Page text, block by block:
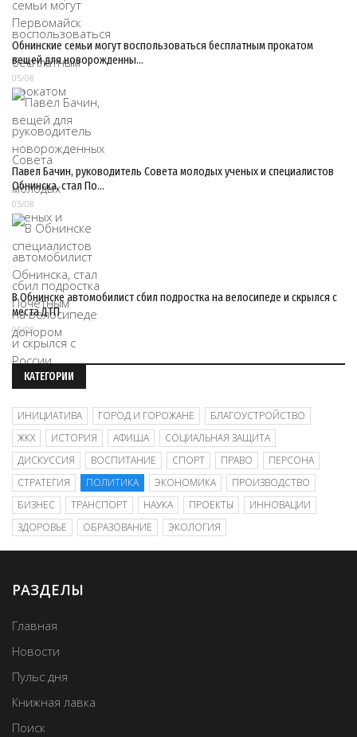
Обнинские семьи могут воспользоваться бесплатным прокатом
вещей для новорожденны…
05/08
Павел Бачин, руководитель Совета молодых ученых и специалистов
Обнинска, стал По…
05/08
В Обнинске автомобилист сбил подростка на велосипеде и скрылся с
места ДТП
05/08
КАТЕГОРИИ
ИНИЦИАТИВА ГОРОД И ГОРОЖАНЕ
БЛАГОУСТРОЙСТВО
ЖКХ
ИСТОРИЯ АФИША
СОЦИАЛЬНАЯ ЗАЩИТА
ДИСКУССИЯ
ВОСПИТАНИЕ СПОРТ ПРАВО
ПЕРСОНА
СТРАТЕГИЯ
ПОЛИТИКА ЭКОНОМИКА
ПРОИЗВОДСТВО
БИЗНЕС
ТРАНСПОРТ НАУКА ПРОЕКТЫ
ИННОВАЦИИ
ЗДОРОВЬЕ
ОБРАЗОВАНИЕ ЭКОЛОГИЯ
РАЗДЕЛЫ
Главная
Новости
Пульс дня
Книжная лавка
Поиск